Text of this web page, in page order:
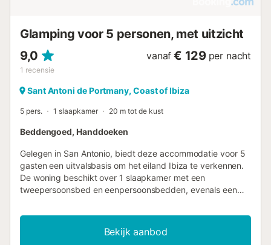
Glamping voor 5 personen, met uitzicht
9,0
1 recensie
vanaf € 129 per nacht
Sant Antoni de Portmany, Coast of Ibiza
5 pers. 1 slaapkamer 20 m tot de kust
Beddengoed, Handdoeken
Gelegen in San Antonio, biedt deze accommodatie voor 5
gasten een uitvalsbasis om het eiland Ibiza te verkennen.
De woning beschikt over 1 slaapkamer met een
tweepersoonsbed en eenpersoonsbedden, evenals een
en krijgen handdoeken en beddengoed voor hun verblijf.
Deze rookvrije accommodatie bevindt zich op 400 m van
het strand en 500 m van Caló des Moro, terwijl het
Bekijk aanbod